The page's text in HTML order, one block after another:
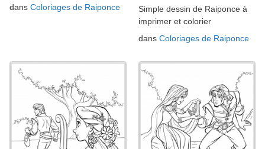
dans Coloriages de Raiponce
Simple dessin de Raiponce à
imprimer et colorier
dans Coloriages de Raiponce